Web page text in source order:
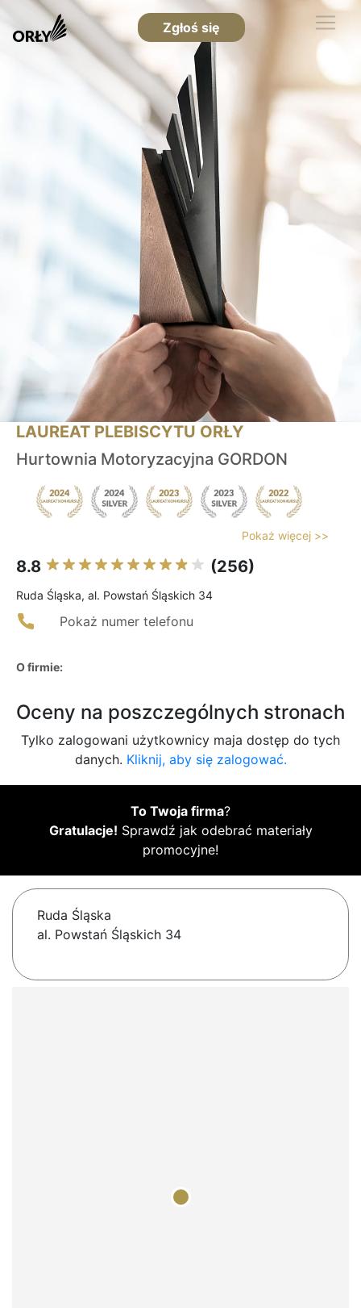
Zgłoś się
LAUREAT PLEBISCYTU ORŁY
Hurtownia Motoryzacyjna GORDON
Pokaż więcej >>
8.8 (256)
Ruda Śląska, al. Powstań Śląskich 34
Pokaż numer telefonu
O firmie:
Oceny na poszczególnych stronach
Tylko zalogowani użytkownicy maja dostęp do tych
danych. Kliknij, aby się zalogować.
To Twoja firma?
Gratulacje! Sprawdź jak odebrać materiały
promocyjne!
Ruda Śląska
al. Powstań Śląskich 34